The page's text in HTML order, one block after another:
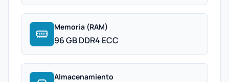
Memoria (RAM)
96 GB DDR4 ECC
Almacenamiento